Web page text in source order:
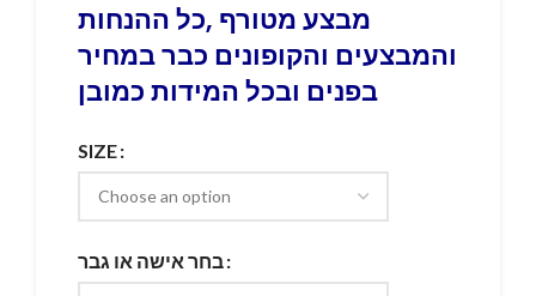
מבצע מטורף ,כל ההנחות
והמבצעים והקופונים כבר במחיר
בפנים ובכל המידות כמובן
SIZE
בחר אישה או גבר